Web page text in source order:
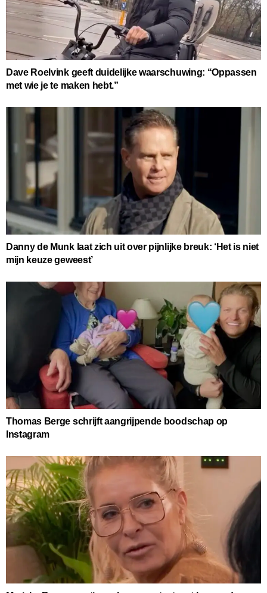
Dave Roelvink geeft duidelijke waarschuwing: “Oppassen
met wie je te maken hebt.”
Danny de Munk laat zich uit over pijnlijke breuk: ‘Het is niet
mijn keuze geweest’
Thomas Berge schrijft aangrijpende boodschap op
Instagram